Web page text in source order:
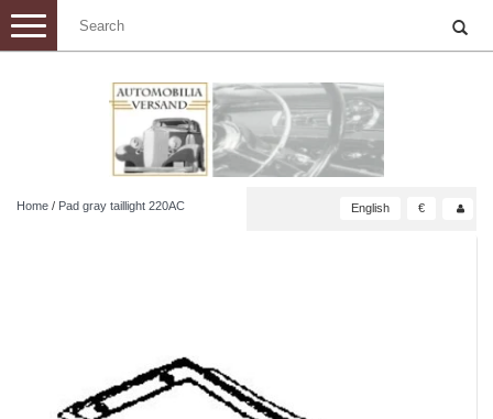
Toggle
navigation
Home / Pad gray taillight 220AC English €